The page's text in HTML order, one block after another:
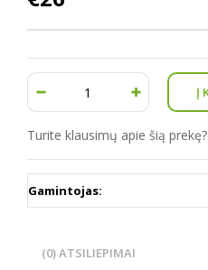
Turite klausimų apie šią prekę?
Gamintojas:
(0) ATSILIEPIMAI